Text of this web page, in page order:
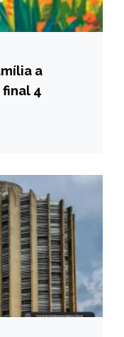
a
4